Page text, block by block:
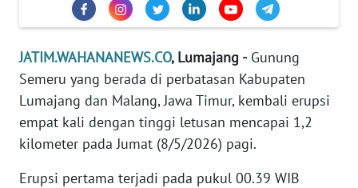
JATIM.WAHANANEWS.CO, Lumajang -Gunung
Semeru yang berada di perbatasan Kabupaten
Lumajang dan Malang, Jawa Timur, kembali erupsi
empat kali dengan tinggi letusan mencapai 1,2
kilometer pada Jumat (8/5/2026) pagi.
Erupsi pertama terjadi pada pukul 00.39 WIB
KAMI
PEDOMAN
MEDIA
SIBER
REDAKSI